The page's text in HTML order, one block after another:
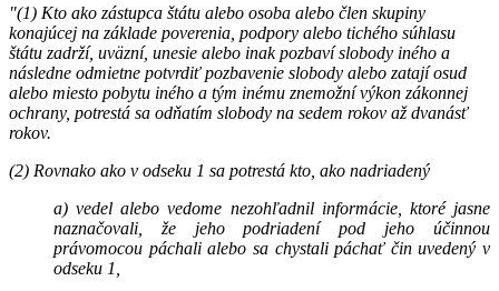
"(1) Kto ako zástupca štátu alebo osoba alebo člen skupiny
konajúcej na základe poverenia, podpory alebo tichého súhlasu
štátu zadrží, uväzní, unesie alebo inak pozbaví slobody iného a
následne odmietne potvrdiť pozbavenie slobody alebo zatají osud
alebo miesto pobytu iného a tým inému znemožní výkon zákonnej
ochrany, potrestá sa odňatím slobody na sedem rokov až dvanásť
rokov.
(2) Rovnako ako v odseku 1 sa potrestá kto, ako nadriadený
a) vedel alebo vedome nezohľadnil informácie, ktoré jasne
naznačovali, že jeho podriadení pod jeho účinnou
právomocou páchali alebo sa chystali páchať čin uvedený v
odseku 1,